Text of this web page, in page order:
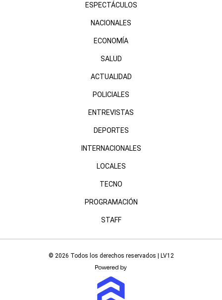
ESPECTÁCULOS
NACIONALES
ECONOMÍA
SALUD
ACTUALIDAD
POLICIALES
ENTREVISTAS
DEPORTES
INTERNACIONALES
LOCALES
TECNO
PROGRAMACIÓN
STAFF
© 2026 Todos los derechos reservados | LV12